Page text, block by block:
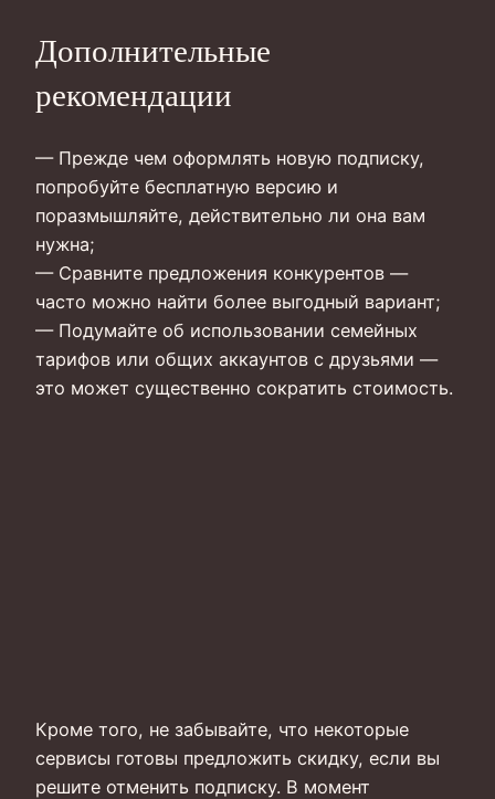
Дополнительные
рекомендации
— Прежде чем оформлять новую подписку,
попробуйте бесплатную версию и
поразмышляйте, действительно ли она вам
нужна;
— Сравните предложения конкурентов —
часто можно найти более выгодный вариант;
— Подумайте об использовании семейных
тарифов или общих аккаунтов с друзьями —
это может существенно сократить стоимость.
Кроме того, не забывайте, что некоторые
сервисы готовы предложить скидку, если вы
решите отменить подписку. В момент